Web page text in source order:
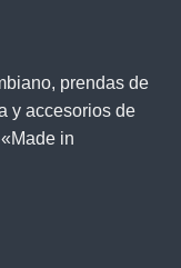
prendas de
y accesorios de
in